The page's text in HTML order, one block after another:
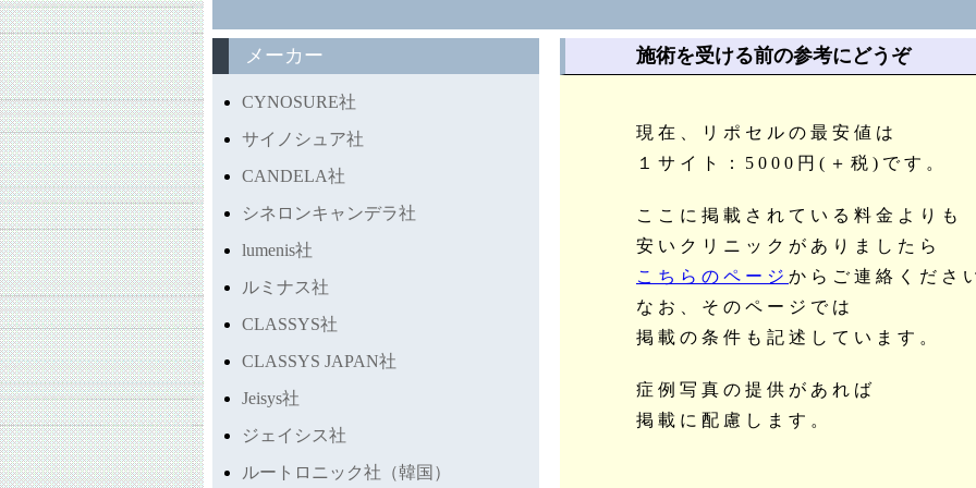
施術を受ける前の参考にどうぞ
現在、リポセルの最安値は
１サイト：5000円(＋税)です。
ここに掲載されている料金よりも
安いクリニックがありましたら
こちらのページ からご連絡くださ
なお、そのページでは
掲載の条件も記述しています。
症例写真の提供があれば
掲載に配慮します。
メーカー
CYNOSURE社
サイノシュア社
CANDELA社
シネロンキャンデラ社
lumenis社
ルミナス社
CLASSYS社
CLASSYS JAPAN社
Jeisys社
ジェイシス社
ルートロニック社（韓国）